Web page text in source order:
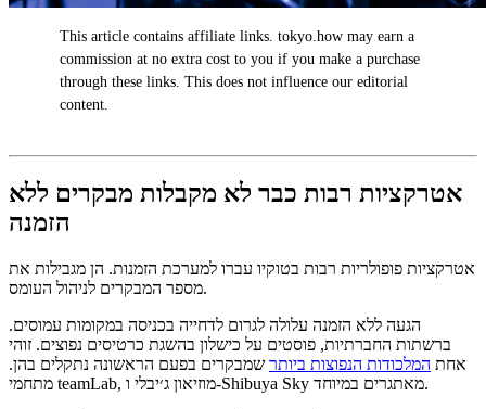
This article contains affiliate links. tokyo.how may earn a
commission at no extra cost to you if you make a purchase
through these links. This does not influence our editorial
content.
אטרקציות רבות כבר לא מקבלות מבקרים ללא
הזמנה
אטרקציות פופולריות רבות בטוקיו עברו למערכת הזמנות. הן מגבילות את
מספר המבקרים לניהול העומס.
הגעה ללא הזמנה עלולה לגרום לדחייה בכניסה במקומות עמוסים.
ברשתות החברתיות, פוסטים על כישלון בהשגת כרטיסים נפוצים. זוהי
אחת המלכודות הנפוצות ביותר שמבקרים בפעם הראשונה נתקלים בהן.
מתחמי teamLab, מוזיאון ג׳יבלי ו-Shibuya Sky מאתגרים במיוחד.